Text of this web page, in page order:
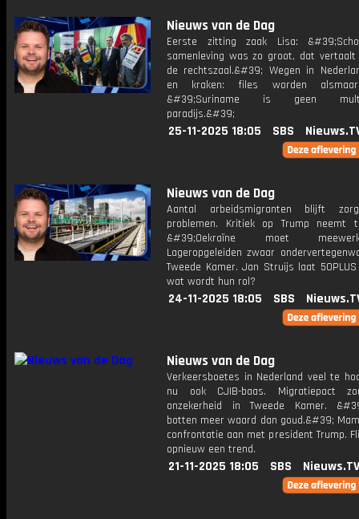
Nieuws van de Dag
Eerste zitting zaak Lisa:
samenleving was zo groot, dat vertaalt
de rechtszaal.&#39; Wegen in
en kraken: files worden
&#39;Suriname is geen
paradijs.&#39;
25-11-2025 18:05 SBS
Nieuws van de Dag
Aantal arbeidsmigranten blijft
problemen. Kritiek op Trump neemt
&#39;Oekraïne moet
Lageropgeleiden zwaar
Tweede Kamer. Jan Struijs laat
wat wordt hun rol?
24-11-2025 18:05 SBS
Nieuws van de Dag
Verkeersboetes in Nederland veel te
nu ook CJIB-baas. Migratiepact
onzekerheid in Tweede Kamer.
botten meer waard dan goud.&#39;
confrontatie aan met president Trump.
opnieuw een trend.
21-11-2025 18:05 SBS Nieuws.TV